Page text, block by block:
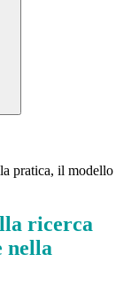
pratica, il modello
ricerca
nella